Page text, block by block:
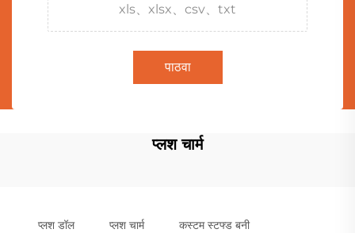
xls、xlsx、csv、txt
पाठवा
प्लश चार्म
प्लश डॉल प्लश चार्म कस्टम स्टफ्ड बनी